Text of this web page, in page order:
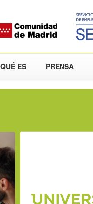
QUÉ ES PRENSA